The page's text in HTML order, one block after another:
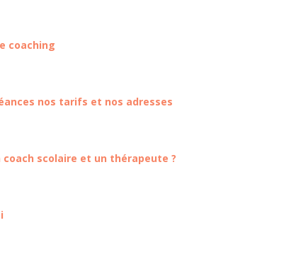
coaching
nos tarifs et nos adresses
scolaire et un thérapeute ?